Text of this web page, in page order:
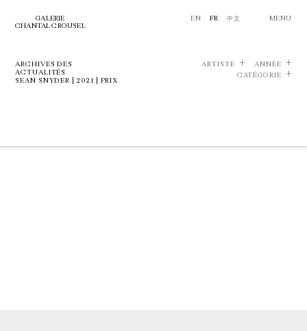
GALERIE
CHANTAL CROUSEL
EN FR 中文 MENU
ARCHIVES DES
ACTUALITÉS
SEAN SNYDER | 2021 | PRIX
ARTISTE
ANNÉE
CATÉGORIE